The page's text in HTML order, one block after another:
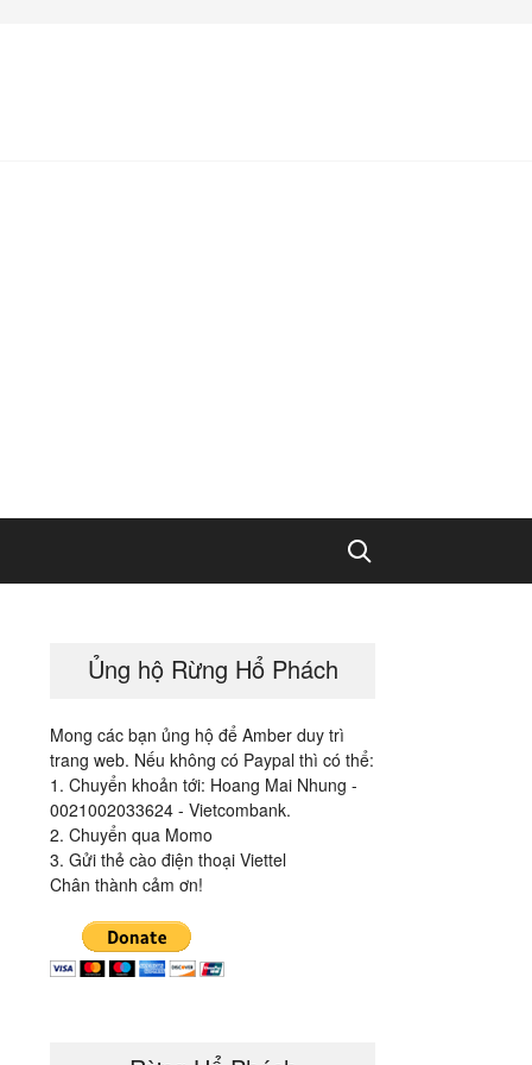
Search
Ủng hộ Rừng Hổ Phách
Mong các bạn ủng hộ để Amber duy trì
trang web. Nếu không có Paypal thì có thể:
1. Chuyển khoản tới: Hoang Mai Nhung -
0021002033624 - Vietcombank.
2. Chuyển qua Momo
3. Gửi thẻ cào điện thoại Viettel
Chân thành cảm ơn!